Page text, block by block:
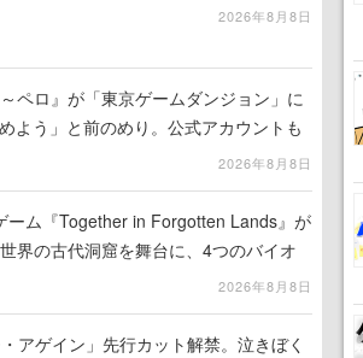
2026年8月8日
ペロ』が「東京ゲームダンジョン」に
よう」と前のめり。公式アカウントも
2026年8月8日
ーム『Together in Forgotten Lands』が
界の古代洞窟を舞台に、4つのバイオ
2026年8月8日
アゲイン」先行カット解禁。泣きぼく